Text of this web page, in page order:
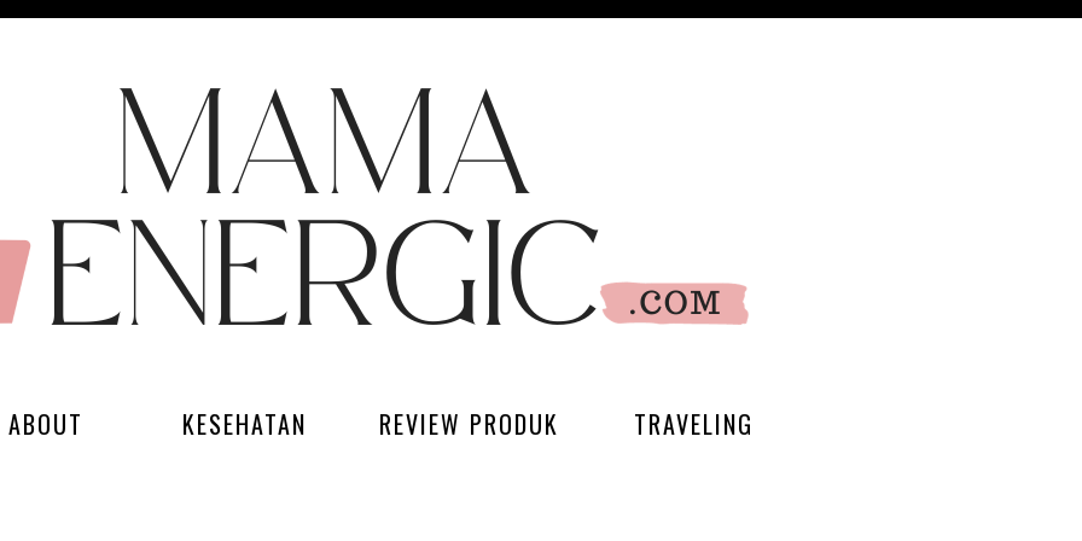
ABOUT KESEHATAN REVIEW PRODUK TRAVELING